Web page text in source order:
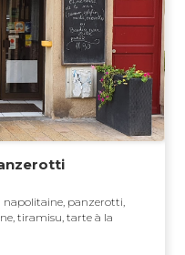
napolitaine, panzerotti,
tiramisu, tarte à la